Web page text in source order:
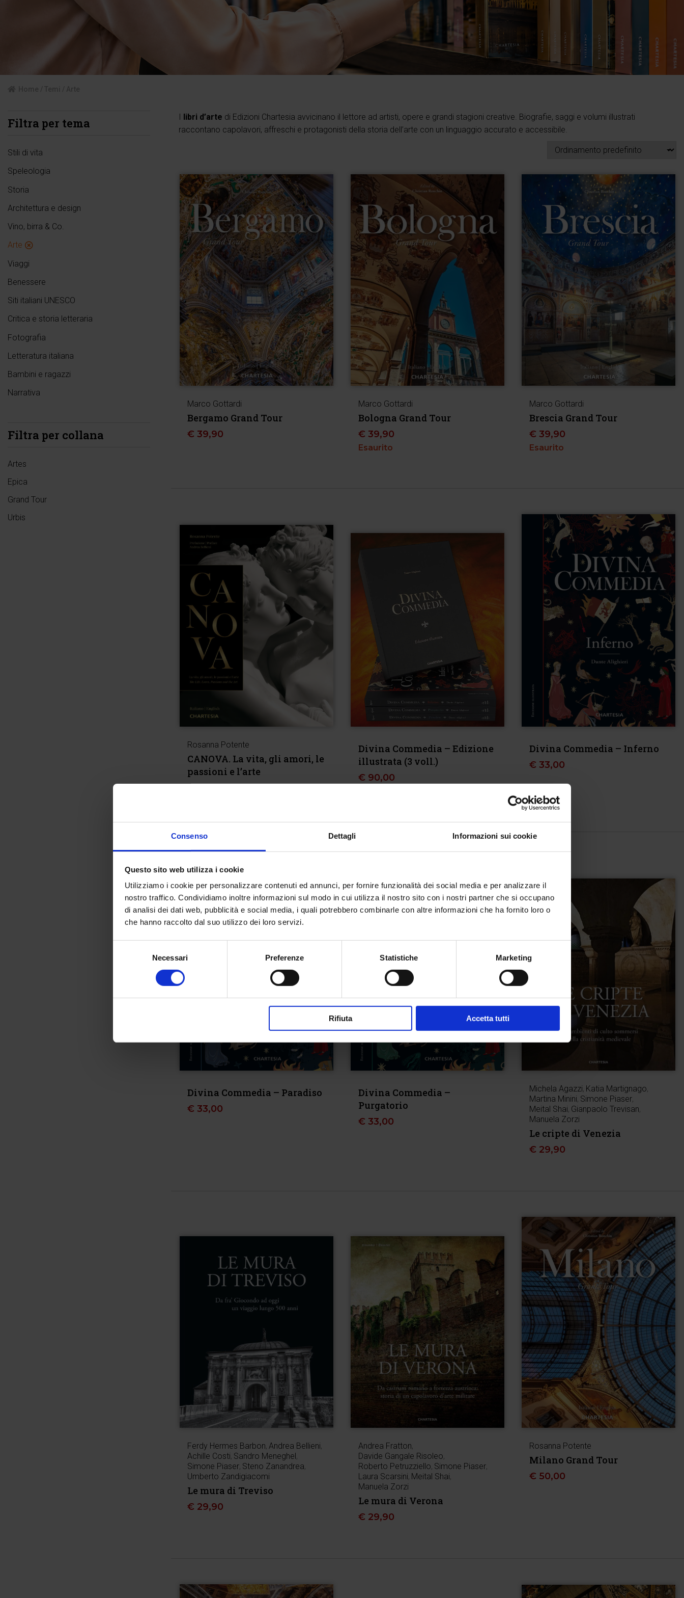
Consenso Dettagli Informazioni sui cookie
Questo sito web utilizza i cookie
Utilizziamo i cookie per personalizzare contenuti ed annunci, per fornire funzionalità dei social media e per analizzare il
nostro traffico. Condividiamo inoltre informazioni sul modo in cui utilizza il nostro sito con i nostri partner che si occupano
di analisi dei dati web, pubblicità e social media, i quali potrebbero combinarle con altre informazioni che ha fornito loro o
che hanno raccolto dal suo utilizzo dei loro servizi.
Necessari Preferenze Statistiche Marketing
Rifiuta Accetta tutti
Filtra per tema
Stili di vita
Speleologia
Storia
Architettura e design
Vino, birra & Co.
Arte
Viaggi
Benessere
Siti italiani UNESCO
Critica e storia letteraria
Fotografia
Letteratura italiana
Bambini e ragazzi
Narrativa
Filtra per collana
Artes
Epica
Grand Tour
Urbis
I libri d’arte di Edizioni Chartesia avvicinano il lettore ad artisti, opere e grandi stagioni creative. Biografie, saggi e volumi illustrati
raccontano capolavori, affreschi e protagonisti della storia dell’arte con un linguaggio accurato e accessibile.
Marco Gottardi
Bergamo Grand Tour
€ 39,90
Marco Gottardi
Bologna Grand Tour
€ 39,90
Esaurito
Marco Gottardi
Brescia Grand Tour
€ 39,90
Esaurito
Rosanna Potente
CANOVA. La vita, gli amori, le
passioni e l’arte
Divina Commedia – Edizione
illustrata (3 voll.)
€ 90,00
Divina Commedia – Inferno
€ 33,00
Divina Commedia – Paradiso
€ 33,00
Divina Commedia –
Purgatorio
€ 33,00
Michela Agazzi, Katia Martignago,
Martina Minini, Simone Piaser,
Meital Shai, Gianpaolo Trevisan,
Manuela Zorzi
Le cripte di Venezia
€ 29,90
Ferdy Hermes Barbon, Andrea Bellieni,
Achille Costi, Sandro Meneghel ,
Simone Piaser, Steno Zanandrea,
Umberto Zandigiacomi
Le mura di Treviso
€ 29,90
Andrea Fratton,
Davide Gangale Risoleo,
Roberto Petruzziello, Simone Piaser,
Laura Scarsini, Meital Shai,
Manuela Zorzi
Le mura di Verona
€ 29,90
Rosanna Potente
Milano Grand Tour
€ 50,00